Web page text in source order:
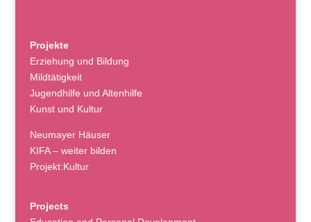
Projekte
Erziehung und Bildung
Mildtätigkeit
Jugendhilfe und Altenhilfe
Kunst und Kultur
Neumayer Häuser
KIFA – weiter bilden
Projekt:Kultur
Projects